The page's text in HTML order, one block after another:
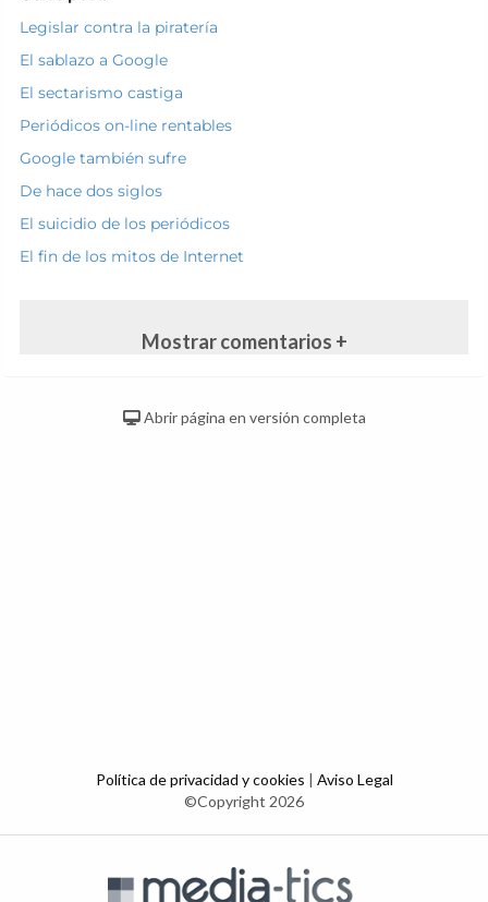
Legislar contra la piratería
El sablazo a Google
El sectarismo castiga
Periódicos on-line rentables
Google también sufre
De hace dos siglos
El suicidio de los periódicos
El fin de los mitos de Internet
Mostrar comentarios +
Abrir página en versión completa
Política de privacidad y cookies | Aviso Legal
©Copyright 2026